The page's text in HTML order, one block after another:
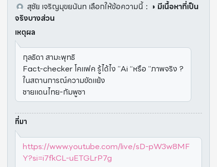
สุชัย เจริญมุขยนันท เลือกให้ข้อความนี้： ◑ มีเนื้อหาที่เป็น
จริงบางส่วน
เหตุผล
กุลธิดา สามะพุทธิ
Fact-checker โคแฟค รู้ได้ไง ”Ai “หรือ ”ภาพจริง ?
ในสถานการณ์ความขัดแย้ง
ชายแดนไทย-กัมพูชา
ที่มา
https://www.youtube.com/live/sD-pW3w8MF
Y?si=i7fkCL-uETGLrP7g